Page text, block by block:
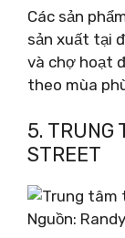
Các sản
sản xuất tại
và chợ hoạt
theo mùa
5. TRUNG
STREET
Nguồn: